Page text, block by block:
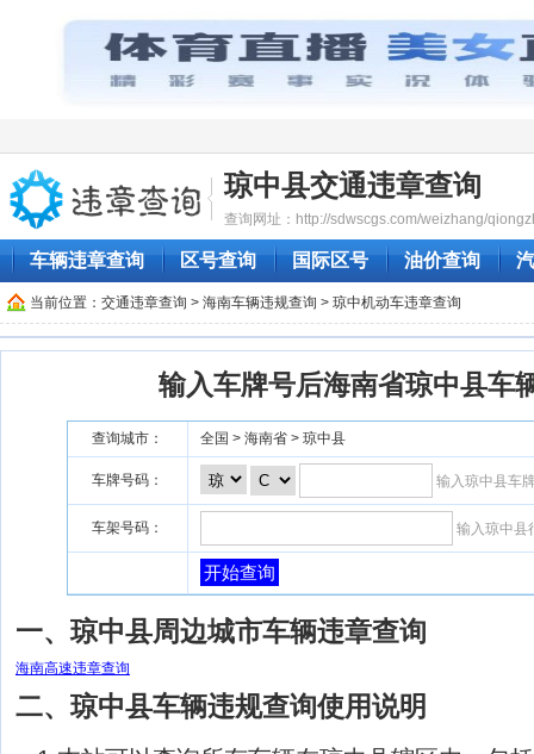
琼中县交通违章查询
查询网址：http://sdwscgs.com/weizhang/
车辆违章查询 区号查询 国际区号 油价查询
当前位置： 交通违章查询 > 海南车辆违规查询 > 琼中机动车违章查询
输入车牌号后海南省琼中县车
查询城市： 全国 > 海南省 > 琼中县
车牌号码： 输入琼中县车
车架号码： 输入琼中县
开始查询
一、琼中县周边城市车辆违章查询
海南高速违章查询
二、琼中县车辆违规查询使用说明